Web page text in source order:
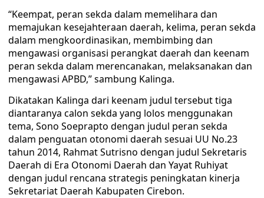
“Keempat, peran sekda dalam memelihara dan
memajukan kesejahteraan daerah, kelima, peran sekda
dalam mengkoordinasikan, membimbing dan
mengawasi organisasi perangkat daerah dan keenam
peran sekda dalam merencanakan, melaksanakan dan
mengawasi APBD,” sambung Kalinga.
Dikatakan Kalinga dari keenam judul tersebut tiga
diantaranya calon sekda yang lolos menggunakan
tema, Sono Soeprapto dengan judul peran sekda
dalam penguatan otonomi daerah sesuai UU No.23
tahun 2014, Rahmat Sutrisno dengan judul Sekretaris
Daerah di Era Otonomi Daerah dan Yayat Ruhiyat
dengan judul rencana strategis peningkatan kinerja
Sekretariat Daerah Kabupaten Cirebon.